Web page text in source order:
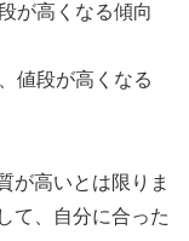
が高くなる傾向
値段が高くなる
が高いとは限りま
て、自分に合った